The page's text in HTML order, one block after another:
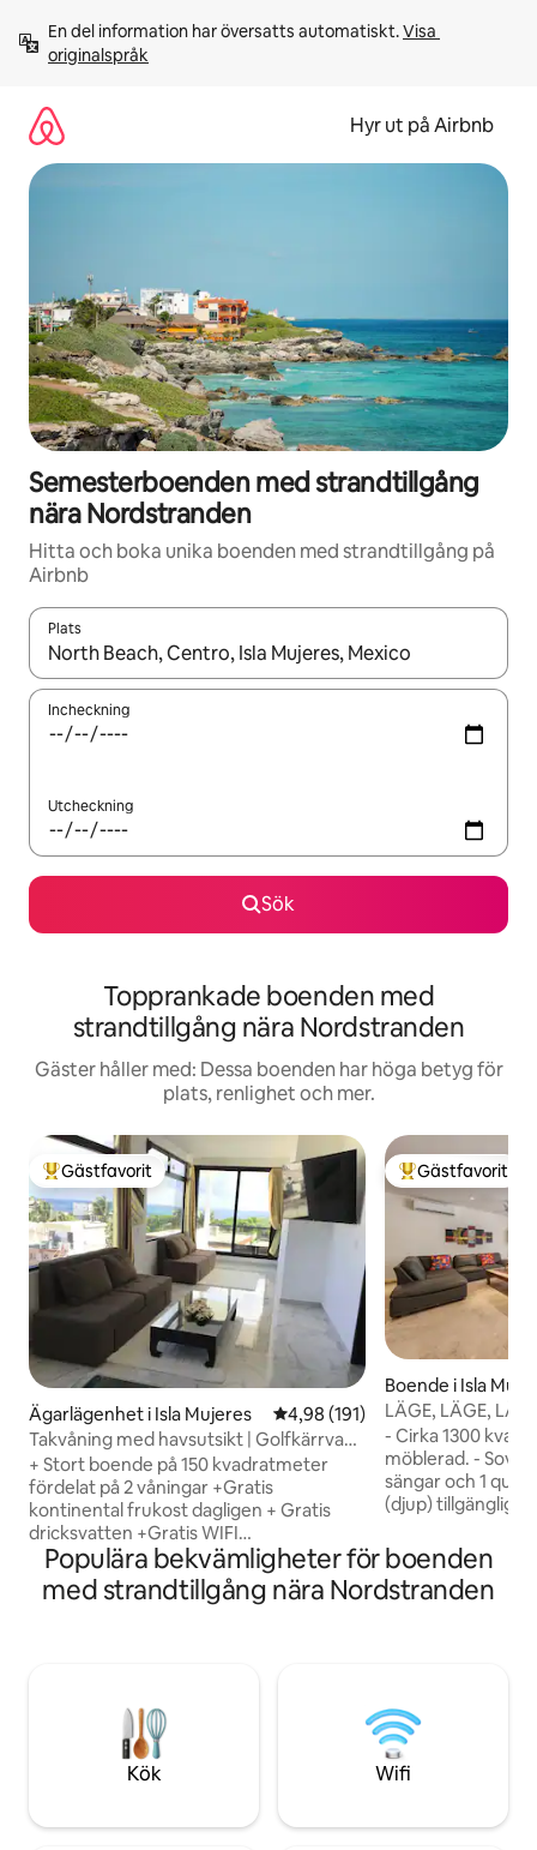
innehåll
En del information har översatts automatiskt. Visa
originalspråk
Hyr ut på Airbnb
Semesterboenden med strandtillgång
nära Nordstranden
Hitta och boka unika boenden med strandtillgång på
Airbnb
Plats
När resultaten är tillgängliga kan du navigera med upp- och
Incheckning
Utcheckning
Sök
Topprankade boenden med
strandtillgång nära Nordstranden
Gäster håller med: Dessa boenden har höga betyg för
plats, renlighet och mer.
Populär gästfavorit
Gästfavorit
Ägarlägenhet i Isla Mujeres 4,98 av 5 i genomsnittligt
4,98 (191)
Takvåning med havsutsikt | Golfkärrvagn
+ frukost
+ Stort boende på 150 kvadratmeter
fördelat på 2 våningar +Gratis
kontinental frukost dagligen + Gratis
dricksvatten +Gratis WIFI
Höghastighetsinternet + Assistans och
parkering för golfbilar +Snorkelmasker
+Personlig kock som alternativ
och stadsutsikt från vägg till vägg +4: e
våningen TAKTERRASS uteplats lounging
+3 st 60-tums TV-apparater (kan komma
åt dina appar) + Golv och bänkskivor i
Populär
Gästfavorit
Boende i Isla
LÄGE, LÄGE,
- Cirka 1300
möblerad. -
sängar och 1
(djup) tillgänglig.
(sovrum/
handdukar,
Vita
'n play och
Populära bekvämligheter för boenden
med strandtillgång nära Nordstranden
Kök Wifi